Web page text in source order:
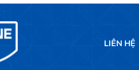
LIÊN HỆ